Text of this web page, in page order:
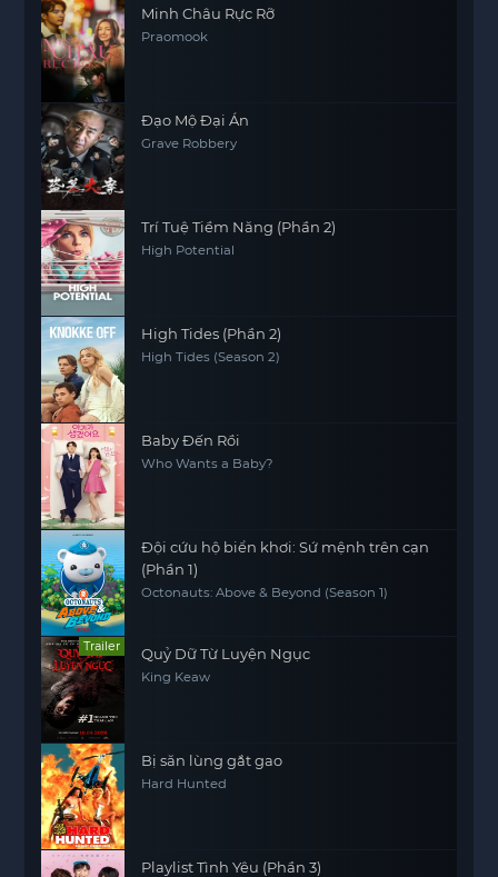
Minh Châu Rực Rỡ
Praomook
Đạo Mộ Đại Án
Grave Robbery
Trí Tuệ Tiềm Năng (Phần 2)
High Potential
High Tides (Phần 2)
High Tides (Season 2)
Baby Đến Rồi
Who Wants a Baby?
Đội cứu hộ biển khơi: Sứ mệnh trên cạn
(Phần 1)
Octonauts: Above & Beyond (Season 1)
Trailer Quỷ Dữ Từ Luyện Ngục
King Keaw
Bị săn lùng gắt gao
Hard Hunted
Playlist Tình Yêu (Phần 3)